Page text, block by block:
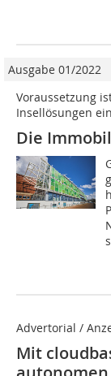
Ausgabe 01/2022
Voraussetzung
Insellösungen
Die
Advertorial /
Mit